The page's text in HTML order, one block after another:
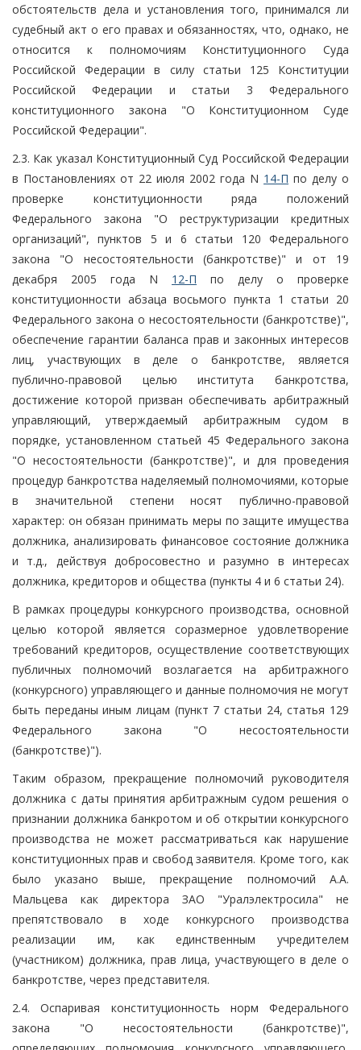
обстоятельств дела и установления того, принимался ли
судебный акт о его правах и обязанностях, что, однако, не
относится к полномочиям Конституционного Суда
Российской Федерации в силу статьи 125 Конституции
Российской Федерации и статьи 3 Федерального
конституционного закона "О Конституционном Суде
Российской Федерации".
2.3. Как указал Конституционный Суд Российской Федерации
в Постановлениях от 22 июля 2002 года N 14-П по делу о
проверке конституционности ряда положений
Федерального закона "О реструктуризации кредитных
организаций", пунктов 5 и 6 статьи 120 Федерального
закона "О несостоятельности (банкротстве)" и от 19
декабря 2005 года N 12-П по делу о проверке
конституционности абзаца восьмого пункта 1 статьи 20
Федерального закона о несостоятельности (банкротстве)",
обеспечение гарантии баланса прав и законных интересов
лиц, участвующих в деле о банкротстве, является
публично-правовой целью института банкротства,
достижение которой призван обеспечивать арбитражный
управляющий, утверждаемый арбитражным судом в
порядке, установленном статьей 45 Федерального закона
"О несостоятельности (банкротстве)", и для проведения
процедур банкротства наделяемый полномочиями, которые
в значительной степени носят публично-правовой
характер: он обязан принимать меры по защите имущества
должника, анализировать финансовое состояние должника
и т.д., действуя добросовестно и разумно в интересах
должника, кредиторов и общества (пункты 4 и 6 статьи 24).
В рамках процедуры конкурсного производства, основной
целью которой является соразмерное удовлетворение
требований кредиторов, осуществление соответствующих
публичных полномочий возлагается на арбитражного
(конкурсного) управляющего и данные полномочия не могут
быть переданы иным лицам (пункт 7 статьи 24, статья 129
Федерального закона "О несостоятельности
(банкротстве)").
Таким образом, прекращение полномочий руководителя
должника с даты принятия арбитражным судом решения о
признании должника банкротом и об открытии конкурсного
производства не может рассматриваться как нарушение
конституционных прав и свобод заявителя. Кроме того, как
было указано выше, прекращение полномочий А.А.
Мальцева как директора ЗАО "Уралэлектросила" не
препятствовало в ходе конкурсного производства
реализации им, как единственным учредителем
(участником) должника, прав лица, участвующего в деле о
банкротстве, через представителя.
2.4. Оспаривая конституционность норм Федерального
закона "О несостоятельности (банкротстве)",